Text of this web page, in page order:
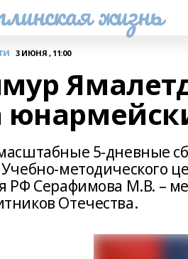
жизнь
3 ИЮНЯ , 11:00
5-дневные
Учебно-методического
РФ Серафимова М.В. –
Отечества.